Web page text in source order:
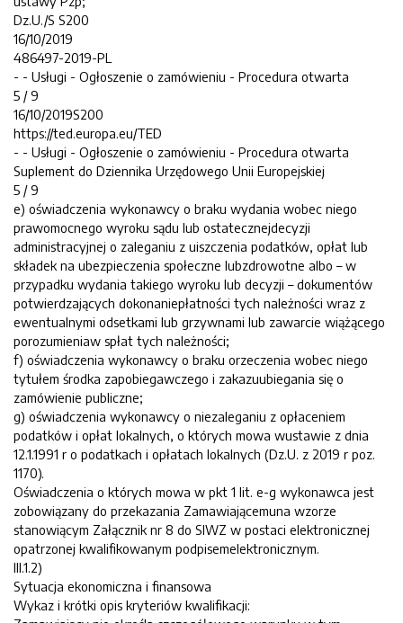
Dz.U./S S200
16/10/2019
486497-2019-PL
- - Usługi - Ogłoszenie o zamówieniu - Procedura otwarta
5 / 9
16/10/2019S200
https://ted.europa.eu/TED
- - Usługi - Ogłoszenie o zamówieniu - Procedura otwarta
Suplement do Dziennika Urzędowego Unii Europejskiej
5 / 9
e) oświadczenia wykonawcy o braku wydania wobec niego
prawomocnego wyroku sądu lub ostatecznejdecyzji
administracyjnej o zaleganiu z uiszczenia podatków, opłat lub
składek na ubezpieczenia społeczne lubzdrowotne albo – w
przypadku wydania takiego wyroku lub decyzji – dokumentów
potwierdzających dokonaniepłatności tych należności wraz z
ewentualnymi odsetkami lub grzywnami lub zawarcie wiążącego
porozumieniaw spłat tych należności;
f) oświadczenia wykonawcy o braku orzeczenia wobec niego
tytułem środka zapobiegawczego i zakazuubiegania się o
zamówienie publiczne;
g) oświadczenia wykonawcy o niezaleganiu z opłaceniem
podatków i opłat lokalnych, o których mowa wustawie z dnia
12.1.1991 r o podatkach i opłatach lokalnych (Dz.U. z 2019 r poz.
1170).
Oświadczenia o których mowa w pkt 1 lit. e-g wykonawca jest
zobowiązany do przekazania Zamawiającemuna wzorze
stanowiącym Załącznik nr 8 do SIWZ w postaci elektronicznej
opatrzonej kwalifikowanym podpisemelektronicznym.
III.1.2)
Sytuacja ekonomiczna i finansowa
Wykaz i krótki opis kryteriów kwalifikacji: